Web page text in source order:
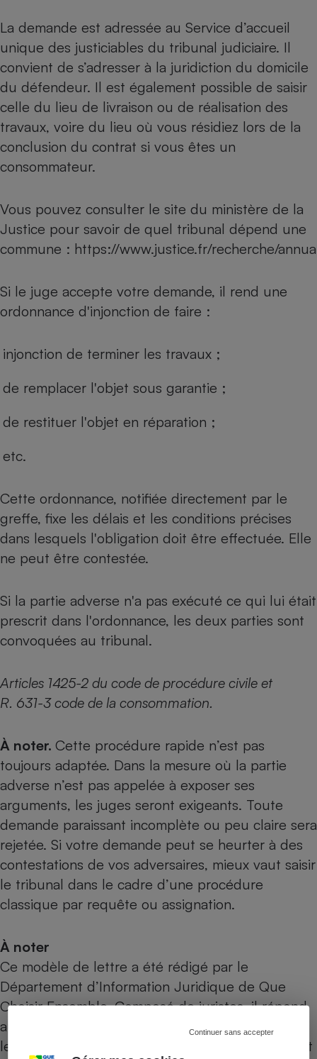
Continuer sans accepter
La demande est adressée au Service d’accueil
unique des justiciables du tribunal judiciaire. Il
convient de s’adresser à la juridiction du domicile
du défendeur. Il est également possible de saisir
celle du lieu de livraison ou de réalisation des
travaux, voire du lieu où vous résidiez lors de la
conclusion du contrat si vous êtes un
consommateur.
Vous pouvez consulter le site du ministère de la
Justice pour savoir de quel tribunal dépend une
commune : https://www.justice.fr/recherche/
Si le juge accepte votre demande, il rend une
ordonnance d'injonction de faire :
injonction de terminer les travaux ;
de remplacer l'objet sous garantie ;
de restituer l'objet en réparation ;
etc.
Cette ordonnance, notifiée directement par le
greffe, fixe les délais et les conditions précises
dans lesquels l'obligation doit être effectuée. Elle
ne peut être contestée.
Si la partie adverse n'a pas exécuté ce qui lui était
prescrit dans l'ordonnance, les deux parties sont
convoquées au tribunal.
Articles 1425-2 du code de procédure civile et
R. 631-3 code de la consommation.
À noter. Cette procédure rapide n’est pas
toujours adaptée. Dans la mesure où la partie
adverse n’est pas appelée à exposer ses
arguments, les juges seront exigeants. Toute
demande paraissant incomplète ou peu claire sera
rejetée. Si votre demande peut se heurter à des
contestations de vos adversaires, mieux vaut saisir
le tribunal dans le cadre d’une procédure
classique par requête ou assignation.
À noter
Ce modèle de lettre a été rédigé par le
Département d’Information Juridique de Que
Choisir Ensemble. Composé de juristes, il répond
aux questions des abonnés à Que Choisir afin de
leur indiquer la marche à suivre pour venir à bout